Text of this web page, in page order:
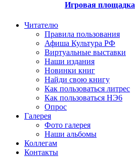
Игровая площадка
Читателю
Правила пользования
Афиша Культура РФ
Виртуальные выставки
Наши издания
Новинки книг
Найди свою книгу
Как пользоваться литрес
Как пользоваться НЭ6
Опрос
Галерея
Фото галерея
Наши альбомы
Коллегам
Контакты